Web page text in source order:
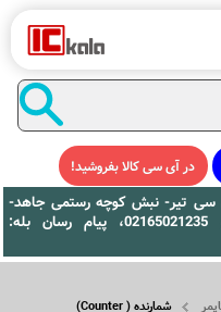
در آی سی کالا بفروشید!
سی تیر- نبش کوچه رستمی جاهد-
پلاک67- واحد2 - تلفن:02165021256 و 02165021235، پیام رسان بله:
شمارنده ( Counter)